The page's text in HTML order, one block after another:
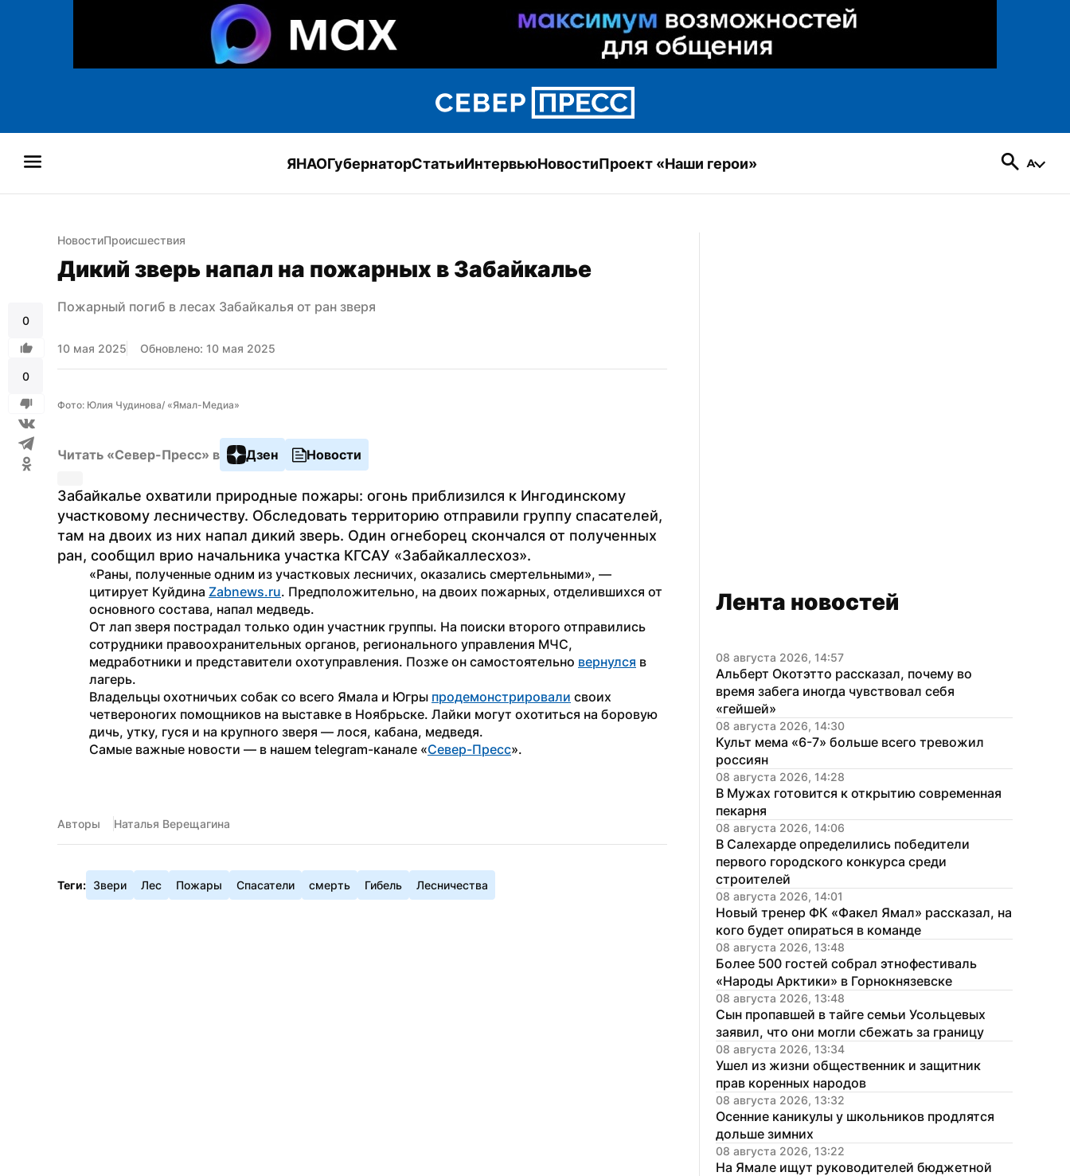
ЯНАОГубернаторСтатьиИнтервьюНовостиПроект «Наши герои»
0
0
НовостиПроисшествия
Дикий зверь напал на пожарных в Забайкалье
Пожарный погиб в лесах Забайкалья от ран зверя
10 мая 2025 Обновлено: 10 мая 2025
Фото: Юлия Чудинова/ «Ямал-Медиа»
Читать «Север-Пресс» в Дзен Новости
Забайкалье охватили природные пожары: огонь приблизился к Ингодинскому
участковому лесничеству. Обследовать территорию отправили группу спасателей,
там на двоих из них напал дикий зверь. Один огнеборец скончался от полученных
ран, сообщил врио начальника участка КГСАУ «Забайкаллесхоз».
«Раны, полученные одним из участковых лесничих, оказались смертельными», —
цитирует Куйдина Zabnews.ru. Предположительно, на двоих пожарных, отделившихся от
основного состава, напал медведь.
От лап зверя пострадал только один участник группы. На поиски второго отправились
сотрудники правоохранительных органов, регионального управления МЧС,
медработники и представители охотуправления. Позже он самостоятельно вернулся в
лагерь.
Владельцы охотничьих собак со всего Ямала и Югры продемонстрировали своих
четвероногих помощников на выставке в Ноябрьске. Лайки могут охотиться на боровую
дичь, утку, гуся и на крупного зверя — лося, кабана, медведя.
Самые важные новости — в нашем telegram-канале «Север-Пресс».
Авторы Наталья Верещагина
Теги: Звери Лес Пожары Спасатели смерть Гибель Лесничества
Лента новостей
08 августа 2026, 14:57
Альберт Окотэтто рассказал, почему во
время забега иногда чувствовал себя
«гейшей»
08 августа 2026, 14:30
Культ мема «6-7» больше всего тревожил
россиян
08 августа 2026, 14:28
В Мужах готовится к открытию современная
пекарня
08 августа 2026, 14:06
В Салехарде определились победители
первого городского конкурса среди
строителей
08 августа 2026, 14:01
Новый тренер ФК «Факел Ямал» рассказал, на
кого будет опираться в команде
08 августа 2026, 13:48
Более 500 гостей собрал этнофестиваль
«Народы Арктики» в Горнокнязевске
08 августа 2026, 13:48
Сын пропавшей в тайге семьи Усольцевых
заявил, что они могли сбежать за границу
08 августа 2026, 13:34
Ушел из жизни общественник и защитник
прав коренных народов
08 августа 2026, 13:32
Осенние каникулы у школьников продлятся
дольше зимних
08 августа 2026, 13:22
На Ямале ищут руководителей бюджетной